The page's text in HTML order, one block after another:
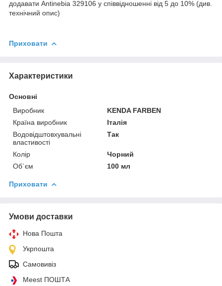
додавати Antinebia 329106 у співвідношенні від 5 до 10% (див.
технічний опис)
Приховати
Характеристики
Основні
Виробник
KENDA FARBEN
Країна виробник
Італія
Водовідштовхувальні
властивості
Так
Колір
Чорний
Об`єм
100 мл
Приховати
Умови доставки
Нова Пошта
Укрпошта
Самовивіз
Meest ПОШТА